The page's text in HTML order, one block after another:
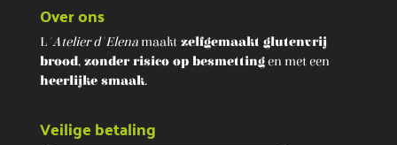
Over ons
L'Atelier d'Elenamaaktzelfgemaakt glutenvrij
brood, zonder risico op besmettingen met een
heerlijke smaak.
Veilige betaling